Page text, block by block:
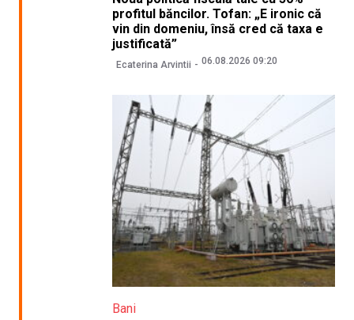
profitul băncilor. Tofan: „E ironic că
vin din domeniu, însă cred că taxa e
justificată”
Ecaterina Arvintii 06.08.2026 09:20
Bani